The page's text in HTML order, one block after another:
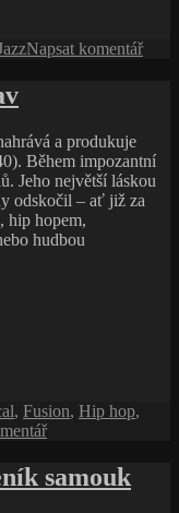
Napsat komentářpro
Brian
a produkuje
Během impozantní
Jeho největší láskou
odskočil – ať již za
hip hopem,
hudbou
, Fusion, Hip hop,
pro
názvem
samouk